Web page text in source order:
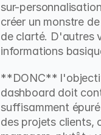
sur-
créer un monstre
de clarté. D'autres
informations
**DONC**
dashboard doit
suffisamment
des projets clients,